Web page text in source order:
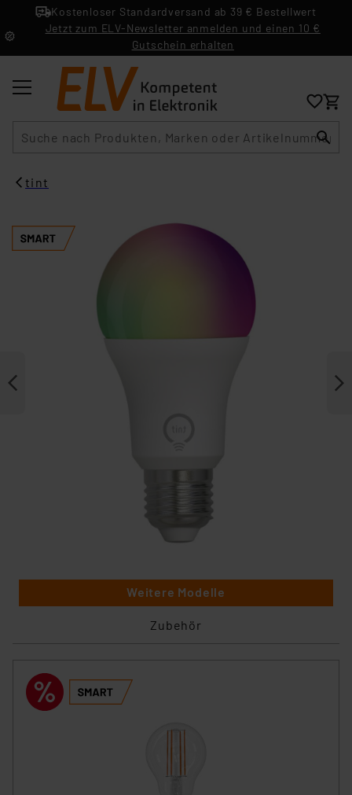
Kostenloser Standardversand ab 39 € Bestellwert
Jetzt zum ELV-Newsletter anmelden und einen 10 €
Gutschein erhalten
tint
Weitere Modelle
Zubehör